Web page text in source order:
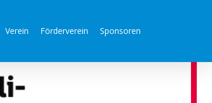
Verein Förderverein Sponsoren